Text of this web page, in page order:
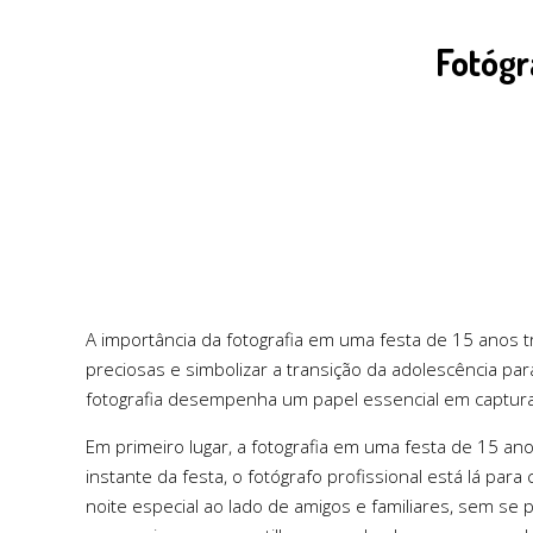
A importância da fotografia em uma festa de 15
preciosas e simbolizar a transição da adolescência
fotografia desempenha um papel essencial em
Em primeiro lugar, a fotografia em uma festa de 15
instante da festa, o fotógrafo profissional está lá
noite especial ao lado de amigos e familiares, sem